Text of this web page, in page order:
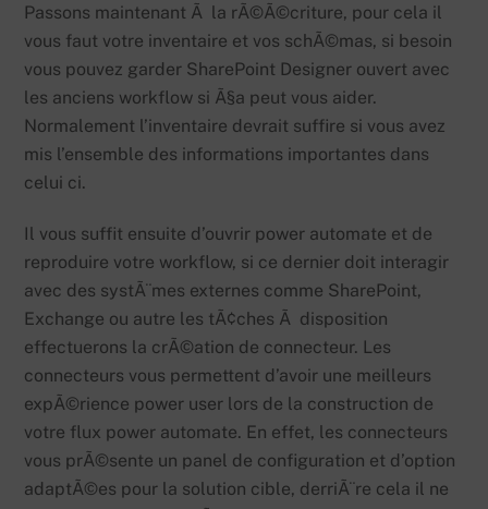
Passons maintenant Ã la rÃ©Ã©criture, pour cela il
vous faut votre inventaire et vos schÃ©mas, si besoin
vous pouvez garder SharePoint Designer ouvert avec
les anciens workflow si Ã§a peut vous aider.
Normalement l’inventaire devrait suffire si vous avez
mis l’ensemble des informations importantes dans
celui ci.
Il vous suffit ensuite d’ouvrir power automate et de
reproduire votre workflow, si ce dernier doit interagir
avec des systÃ¨mes externes comme SharePoint,
Exchange ou autre les tÃ¢ches Ã disposition
effectuerons la crÃ©ation de connecteur. Les
connecteurs vous permettent d’avoir une meilleurs
expÃ©rience power user lors de la construction de
votre flux power automate. En effet, les connecteurs
vous prÃ©sente un panel de configuration et d’option
adaptÃ©es pour la solution cible, derriÃ¨re cela il ne